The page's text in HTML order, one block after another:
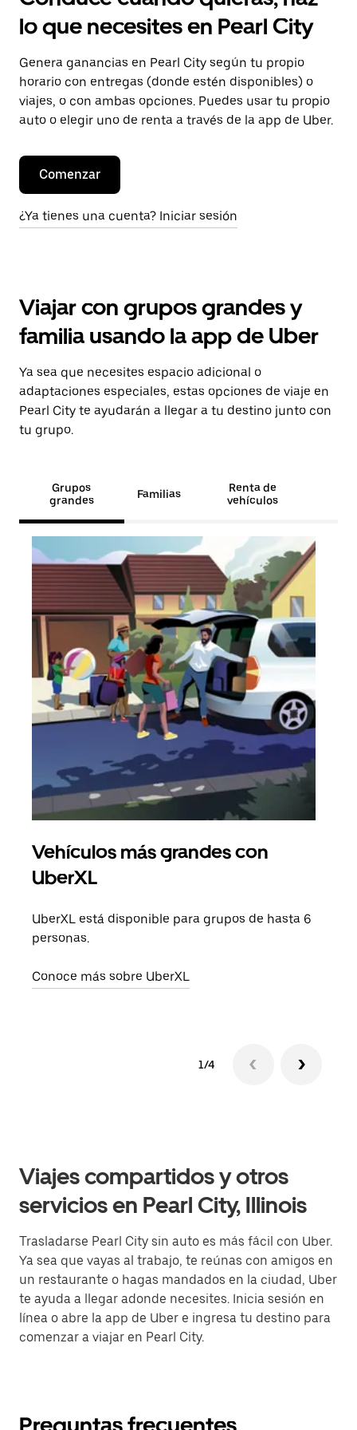
lo que necesites en Pearl City
Genera ganancias en Pearl City según tu propio
horario con entregas (donde estén disponibles) o
viajes, o con ambas opciones. Puedes usar tu propio
auto o elegir uno de renta a través de la app de Uber.
Comenzar
¿Ya tienes una cuenta? Iniciar sesión
Viajar con grupos grandes y
familia usando la app de Uber
Ya sea que necesites espacio adicional o
adaptaciones especiales, estas opciones de viaje en
Pearl City te ayudarán a llegar a tu destino junto con
tu grupo.
Grupos
grandes
Familias
Renta de
vehículos
Vehículos más grandes con
UberXL
UberXL está disponible para grupos de hasta 6
personas.
Conoce más sobre UberXL
1/4
Viajes compartidos y otros
servicios en Pearl City, Illinois
Trasladarse Pearl City sin auto es más fácil con Uber.
Ya sea que vayas al trabajo, te reúnas con amigos en
un restaurante o hagas mandados en la ciudad, Uber
te ayuda a llegar adonde necesites. Inicia sesión en
línea o abre la app de Uber e ingresa tu destino para
comenzar a viajar en Pearl City.